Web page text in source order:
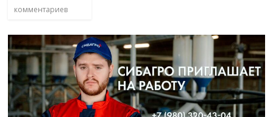
комментариев